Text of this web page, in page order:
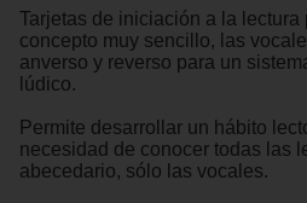
Tarjetas de iniciación a la
concepto muy sencillo, las
anverso y reverso para un
lúdico.
Permite desarrollar un hábito
necesidad de conocer todas las
abecedario, sólo las vocales.